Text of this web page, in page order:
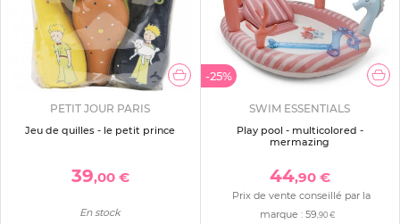
PETIT JOUR PARIS
Jeu de quilles - le petit prince
39,00 €
En stock
-25%
SWIM ESSENTIALS
Play pool - multicolored -
mermazing
44,90 €
Prix de vente conseillé par la
marque :59 ,90 €